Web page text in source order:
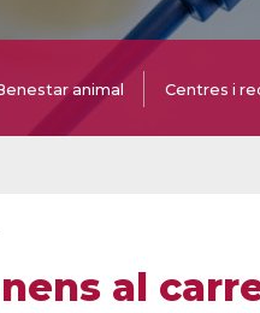
animal Centres i
al